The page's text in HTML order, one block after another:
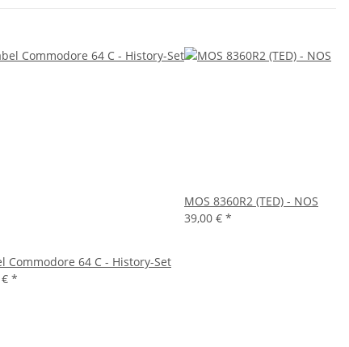
Commodore 64 C - History-Set
*
MOS 8360R2 (TED) - NOS
39,00 € *